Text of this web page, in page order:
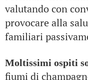
valutando con
provocare alla
familiari
Moltissimi ospiti
fiumi di